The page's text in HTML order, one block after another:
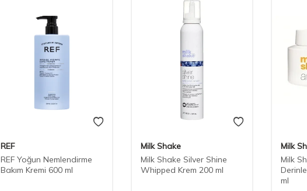
REF
REF Yoğun Nemlendirme
Bakım Kremi 600 ml
Milk Shake
Milk Shake Silver Shine
Whipped Krem 200 ml
Milk
Milk
ml